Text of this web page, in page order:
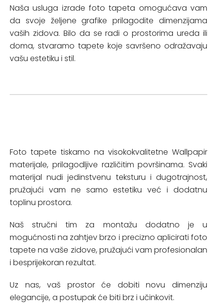
Naša usluga izrade foto tapeta omogućava vam
da svoje željene grafike prilagodite dimenzijama
vaših zidova. Bilo da se radi o prostorima ureda ili
doma, stvaramo tapete koje savršeno odražavaju
vašu estetiku i stil.
Foto tapete tiskamo na visokokvalitetne Wallpapir
materijale, prilagodljive različitim površinama. Svaki
materijal nudi jedinstvenu teksturu i dugotrajnost,
pružajući vam ne samo estetiku već i dodatnu
toplinu prostora.
Naš stručni tim za montažu dodatno je u
mogućnosti na zahtjev brzo i precizno aplicirati foto
tapete na vaše zidove, pružajući vam profesionalan
i besprijekoran rezultat.
Uz nas, vaš prostor će dobiti novu dimenziju
elegancije, a postupak će biti brz i učinkovit.